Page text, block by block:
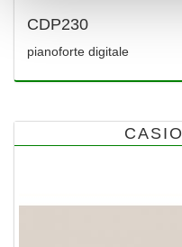
CDP230
pianoforte digitale
CASIO